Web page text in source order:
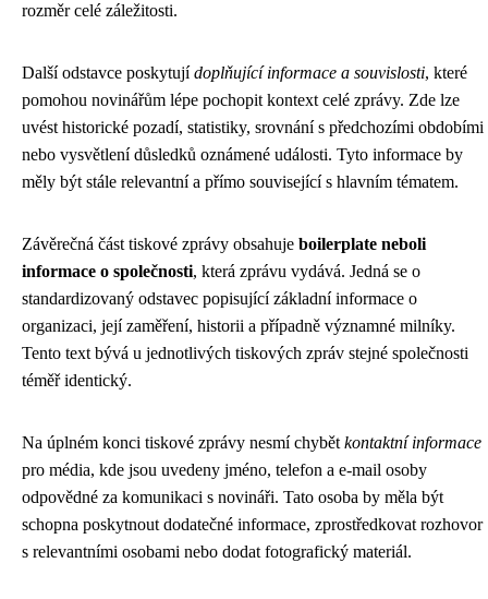
rozměr celé záležitosti.
Další odstavce poskytujídoplňující informace a souvislosti, které
pomohou novinářům lépe pochopit kontext celé zprávy. Zde lze
uvést historické pozadí, statistiky, srovnání s předchozími obdobími
nebo vysvětlení důsledků oznámené události. Tyto informace by
měly být stále relevantní a přímo související s hlavním tématem.
Závěrečná část tiskové zprávy obsahuje boilerplate neboli
informace o společnosti, která zprávu vydává. Jedná se o
standardizovaný odstavec popisující základní informace o
organizaci, její zaměření, historii a případně významné milníky.
Tento text bývá u jednotlivých tiskových zpráv stejné společnosti
téměř identický.
Na úplném konci tiskové zprávy nesmí chybět kontaktní informace
pro média, kde jsou uvedeny jméno, telefon a e-mail osoby
odpovědné za komunikaci s novináři. Tato osoba by měla být
schopna poskytnout dodatečné informace, zprostředkovat rozhovor
s relevantními osobami nebo dodat fotografický materiál.